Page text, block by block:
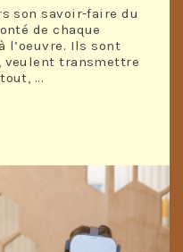
son savoir-faire du
de chaque
l’oeuvre. Ils sont
veulent transmettre
...